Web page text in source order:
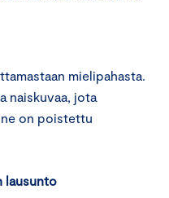
mielipahasta.
naiskuvaa, jota
ne on poistettu
lausunto